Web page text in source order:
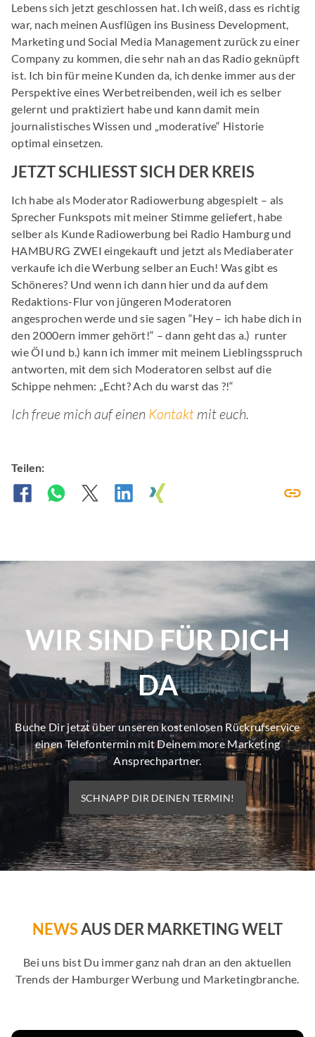
Lebens sich jetzt geschlossen hat. Ich weiß, dass es richtig
war, nach meinen Ausflügen ins Business Development,
Marketing und Social Media Management zurück zu einer
Company zu kommen, die sehr nah an das Radio geknüpft
ist. Ich bin für meine Kunden da, ich denke immer aus der
Perspektive eines Werbetreibenden, weil ich es selber
gelernt und praktiziert habe und kann damit mein
journalistisches Wissen und „moderative“ Historie
optimal einsetzen.
JETZT SCHLIESST SICH DER KREIS
Ich habe als Moderator Radiowerbung abgespielt – als
Sprecher Funkspots mit meiner Stimme geliefert, habe
selber als Kunde Radiowerbung bei Radio Hamburg und
HAMBURG ZWEI eingekauft und jetzt als Mediaberater
verkaufe ich die Werbung selber an Euch! Was gibt es
Schöneres? Und wenn ich dann hier und da auf dem
Redaktions-Flur von jüngeren Moderatoren
angesprochen werde und sie sagen “Hey – ich habe dich in
den 2000ern immer gehört!“ – dann geht das a.) runter
wie Öl und b.) kann ich immer mit meinem Lieblingsspruch
antworten, mit dem sich Moderatoren selbst auf die
Schippe nehmen: „Echt? Ach du warst das ?!“
Ich freue mich auf einen Kontakt mit euch.
Teilen:
WIR SIND FÜR DICH
DA
Buche Dir jetzt über unseren kostenlosen Rückrufservice
einen Telefontermin mit Deinem more Marketing
Ansprechpartner.
SCHNAPP DIR DEINEN TERMIN!
NEWSAUS DER MARKETING WELT
Bei uns bist Du immer ganz nah dran an den aktuellen
Trends der Hamburger Werbung und Marketingbranche.